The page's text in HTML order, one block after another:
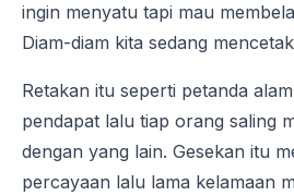
ingin menyatu tapi mau
Diam-diam kita sedang
Retakan itu seperti petanda
pendapat lalu tiap orang saling
dengan yang lain. Gesekan itu
percayaan lalu lama kelamaan